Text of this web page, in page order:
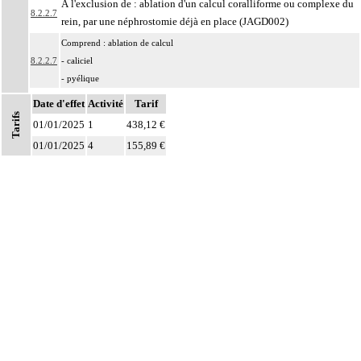
8.2.2.7
À l'exclusion de : ablation d'un calcul coralliforme ou complexe du
rein, par une néphrostomie déjà en place (JAGD002)
8.2.2.7
Comprend : ablation de calcul
- caliciel
- pyélique
8.2.2.7
Avec ou sans :
- dilatation de l'uretère
Tarifs
Date d'effet Activité
Tarif
01/01/2025 1
438,12 €
01/01/2025 4 155,89 €